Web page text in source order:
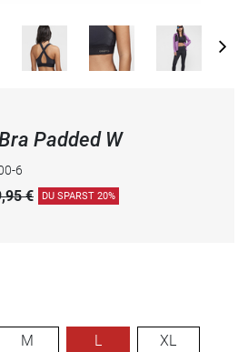
Padded W
6
€ DU SPARST 20%
M L XL